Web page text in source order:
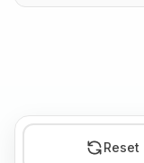
Reset